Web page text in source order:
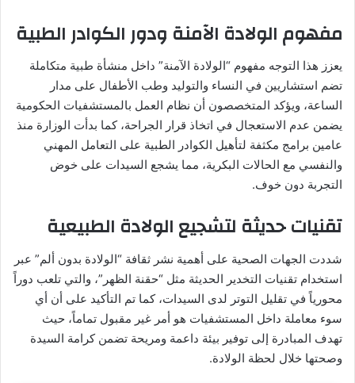
مفهوم الولادة الآمنة ودور الكوادر الطبية
يعزز هذا التوجه مفهوم “الولادة الآمنة” داخل منشأة طبية متكاملة
تضم استشاريين في النساء والتوليد وطب الأطفال على مدار
الساعة، ويؤكد المتخصصون أن نظام العمل بالمستشفيات الحكومية
يضمن عدم الاستعجال في اتخاذ قرار الجراحة، كما بدأت الوزارة منذ
عامين برامج مكثفة لتأهيل الكوادر الطبية على التعامل المهني
والنفسي مع الحالات البكرية، مما يشجع السيدات على خوض
التجربة دون خوف.
تقنيات حديثة لتشجيع الولادة الطبيعية
شددت الجهات الصحية على أهمية نشر ثقافة “الولادة بدون ألم” عبر
استخدام تقنيات التخدير الحديثة مثل “حقنة الظهر”، والتي تلعب دوراً
محورياً في تقليل التوتر لدى السيدات، كما تم التأكيد على أن أي
سوء معاملة داخل المستشفيات هو أمر غير مقبول تماماً، حيث
تهدف المبادرة إلى توفير بيئة داعمة ومريحة تضمن كرامة السيدة
وصحتها خلال لحظة الولادة.